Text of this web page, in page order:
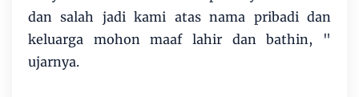
dan salah jadi kami atas nama pribadi dan
keluarga mohon maaf lahir dan bathin, "
ujarnya.